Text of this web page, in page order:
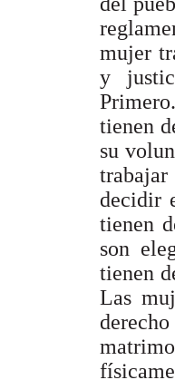
mujer
y
tienen
su
decidir
tienen
son
tienen
Las